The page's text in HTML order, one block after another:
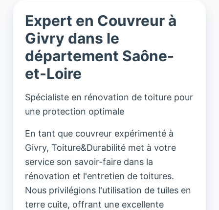
Expert en Couvreur à
Givry dans le
département Saône-
et-Loire
Spécialiste en rénovation de toiture pour
une protection optimale
En tant que couvreur expérimenté à
Givry, Toiture&Durabilité met à votre
service son savoir-faire dans la
rénovation et l'entretien de toitures.
Nous privilégions l'utilisation de tuiles en
terre cuite, offrant une excellente